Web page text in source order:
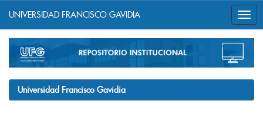
navigation
UNIVERSIDAD FRANCISCO GAVIDIA
Universidad Francisco Gavidia